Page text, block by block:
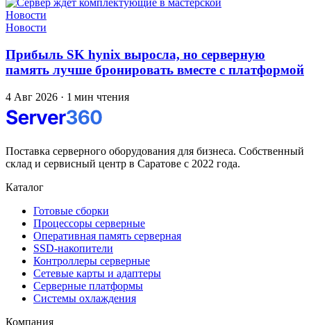
Новости
Новости
Прибыль SK hynix выросла, но серверную
память лучше бронировать вместе с платформой
4 Авг 2026 · 1 мин чтения
Поставка серверного оборудования для бизнеса. Собственный
склад и сервисный центр в Саратове с 2022 года.
Каталог
Готовые сборки
Процессоры серверные
Оперативная память серверная
SSD-накопители
Контроллеры серверные
Сетевые карты и адаптеры
Серверные платформы
Системы охлаждения
Компания